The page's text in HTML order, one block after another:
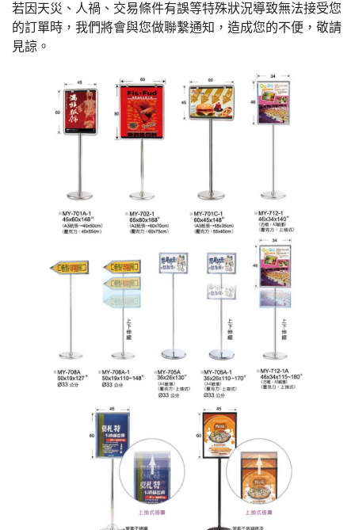
若因天災、人禍、交易條件有誤等特殊狀況導致無法接受您
的訂單時，我們將會與您做聯繫通知，造成您的不便，敬請
見諒。